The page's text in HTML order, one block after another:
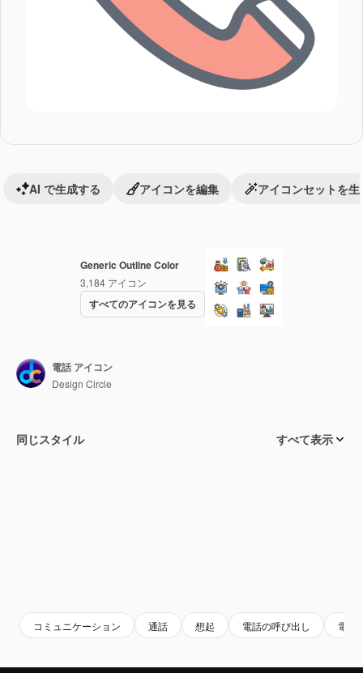
Generic Outline Color
3,184 アイコン
すべてのアイコンを見る
AI で生成する アイコンを編集 アイコンセットを生
電話 アイコン
Design Circle
同じスタイル すべて表示
コミュニケーション 通話 想起 電話の呼び出し 電話